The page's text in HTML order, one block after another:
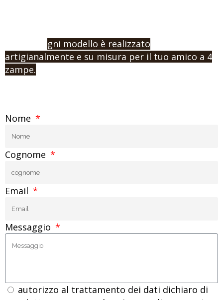
gni modello è realizzato
artigianalmente e su misura per il tuo amico a 4
zampe.
Nome
Cognome
Email
Messaggio
autorizzo al trattamento dei dati dichiaro di